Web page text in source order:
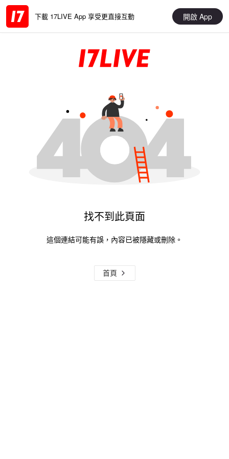
下載 17LIVE App 享受更直接互動 開啟 App
找不到此頁面
這個連結可能有誤，內容已被隱藏或刪除。
首頁